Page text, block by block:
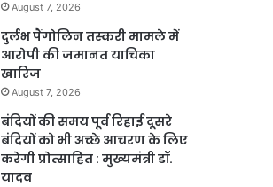
August 7, 2026
दुर्लभ पैंगोलिन तस्करी मामले में
आरोपी की जमानत याचिका
खारिज
August 7, 2026
बंदियों की समय पूर्व रिहाई दूसरे
बंदियों को भी अच्छे आचरण के लिए
करेगी प्रोत्साहित : मुख्यमंत्री डॉ.
यादव